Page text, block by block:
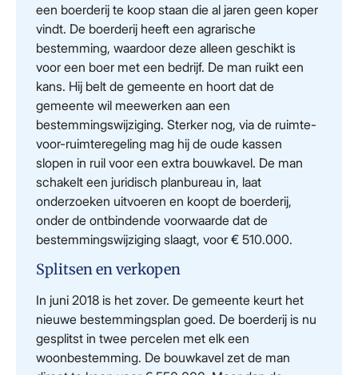
een boerderij te koop staan die al jaren geen koper
vindt. De boerderij heeft een agrarische
bestemming, waardoor deze alleen geschikt is
voor een boer met een bedrijf. De man ruikt een
kans. Hij belt de gemeente en hoort dat de
gemeente wil meewerken aan een
bestemmingswijziging. Sterker nog, via de ruimte-
voor-ruimteregeling mag hij de oude kassen
slopen in ruil voor een extra bouwkavel. De man
schakelt een juridisch planbureau in, laat
onderzoeken uitvoeren en koopt de boerderij,
onder de ontbindende voorwaarde dat de
bestemmingswijziging slaagt, voor € 510.000.
Splitsen en verkopen
In juni 2018 is het zover. De gemeente keurt het
nieuwe bestemmingsplan goed. De boerderij is nu
gesplitst in twee percelen met elk een
woonbestemming. De bouwkavel zet de man